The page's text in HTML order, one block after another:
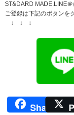
ST&DARD MADE.LINE＠
ご登録は下記のボタンを
↓ ↓ ↓
Share